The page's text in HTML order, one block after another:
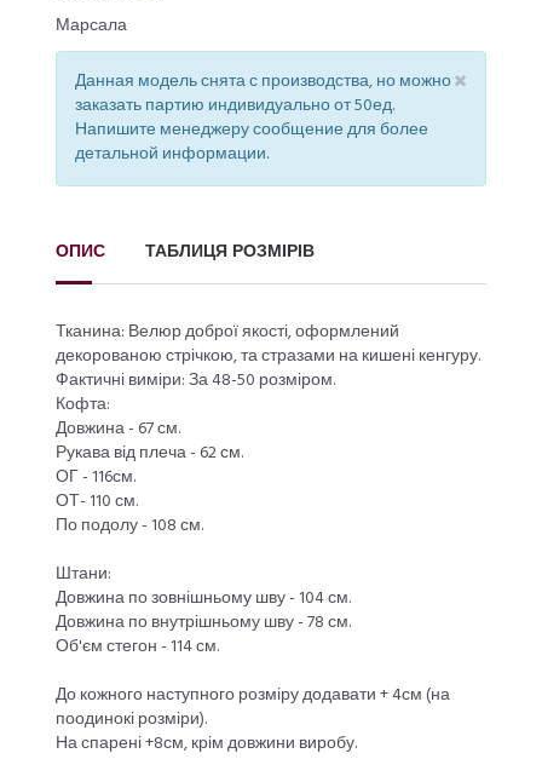
Марсала
×
Данная модель снята с производства, но можно
заказать партию индивидуально от 50ед.
Напишите менеджеру сообщение для более
детальной информации.
ОПИС ТАБЛИЦЯ РОЗМІРІВ
Тканина: Велюр доброї якості, оформлений
декорованою стрічкою, та стразами на кишені кенгуру.
Фактичні виміри: За 48-50 розміром.
Кофта:
Довжина - 67 см.
Рукава від плеча - 62 см.
ОГ - 116см.
ОТ- 110 см.
По подолу - 108 см.
Штани:
Довжина по зовнішньому шву - 104 см.
Довжина по внутрішньому шву - 78 см.
Об'єм стегон - 114 см.
До кожного наступного розміру додавати + 4см (на
поодинокі розміри).
На спарені +8см, крім довжини виробу.